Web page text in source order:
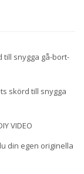
snygga gå-bort-
skörd till snygga
VIDEO
din egen originella